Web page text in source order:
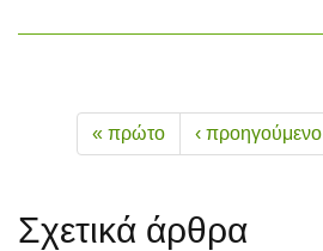
« πρώτο ‹ προηγούμενο
Σχετικά άρθρα